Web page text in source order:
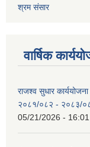
श्रम संसार
वार्षिक
राजश्व सुधार
२०८१/०८२ - २०८३/
05/21/2026 - 16:01